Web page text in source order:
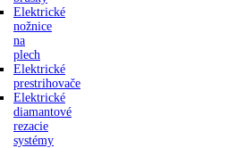
Elektrické
nožnice
na
plech
Elektrické
prestrihovače
Elektrické
diamantové
rezacie
systémy